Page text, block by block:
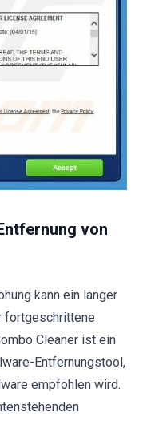
von
kann ein langer
fortgeschrittene
Cleaner ist ein
Entfernungstool,
empfohlen wird.